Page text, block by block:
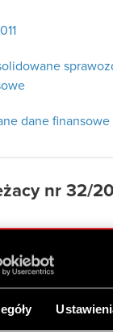
dane finansowe
nr 32/
Zarządu